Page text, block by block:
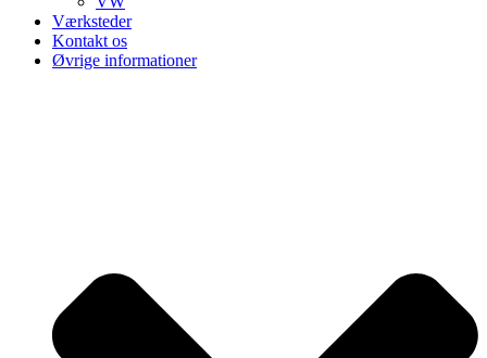
Værksteder
Kontakt os
Øvrige informationer